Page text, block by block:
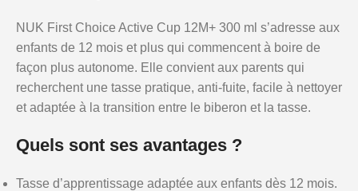
NUK First Choice Active Cup 12M+ 300 ml s’adresse aux
enfants de 12 mois et plus qui commencent à boire de
façon plus autonome. Elle convient aux parents qui
recherchent une tasse pratique, anti-fuite, facile à nettoyer
et adaptée à la transition entre le biberon et la tasse.
Quels sont ses avantages ?
Tasse d’apprentissage adaptée aux enfants dès 12 mois.